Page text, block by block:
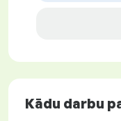
Kādu darbu